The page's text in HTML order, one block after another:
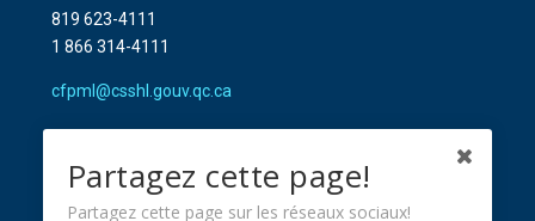
819 623-4111
1 866 314-4111
cfpml@csshl.gouv.qc.ca
Partagez cette page!
Partagez cette page sur les réseaux sociaux!